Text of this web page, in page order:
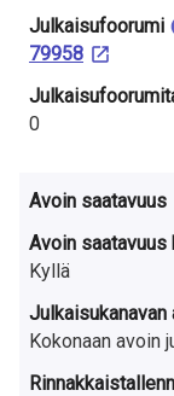
Julkaisu­foorumi
79958
0
Avoin saatavuus
Avoin saatavuus
Kyllä
Julkaisukanavan
Kokonaan avoin